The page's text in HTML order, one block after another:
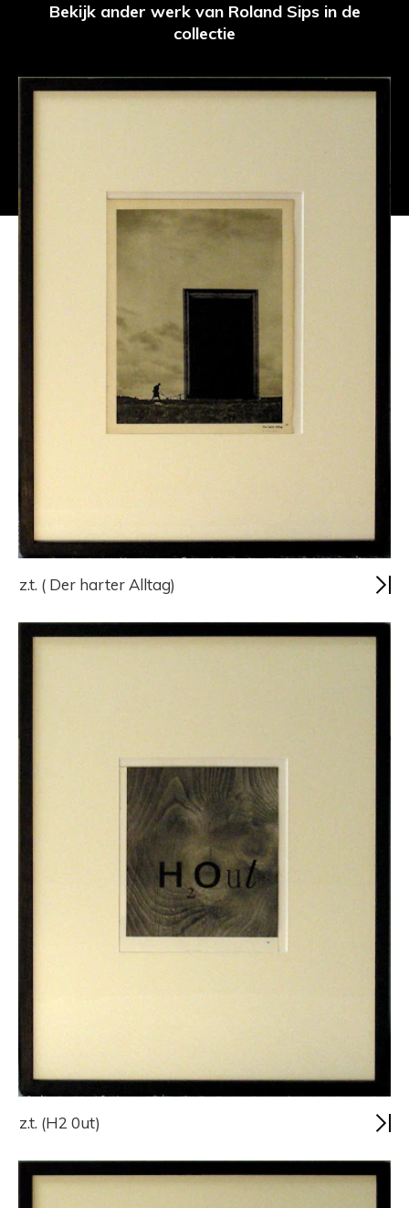
Bekijk ander werk van Roland Sips in de
collectie
z.t. ( Der harter Alltag)
z.t. (H2 0ut)